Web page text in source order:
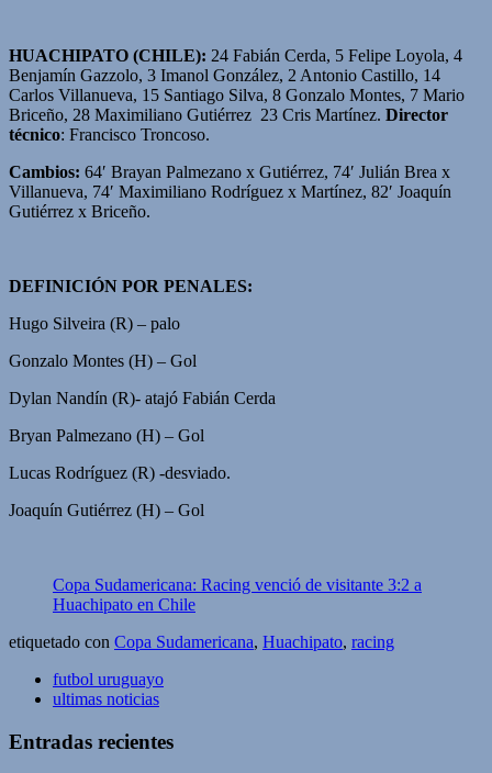
HUACHIPATO (CHILE): 24 Fabián Cerda, 5 Felipe Loyola, 4
Benjamín Gazzolo, 3 Imanol González, 2 Antonio Castillo, 14
Carlos Villanueva, 15 Santiago Silva, 8 Gonzalo Montes, 7 Mario
Briceño, 28 Maximiliano Gutiérrez 23 Cris Martínez. Director
técnico: Francisco Troncoso.
Cambios: 64′ Brayan Palmezano x Gutiérrez, 74′ Julián Brea x
Villanueva, 74′ Maximiliano Rodríguez x Martínez, 82′ Joaquín
Gutiérrez x Briceño.
DEFINICIÓN POR PENALES:
Hugo Silveira (R) – palo
Gonzalo Montes (H) – Gol
Dylan Nandín (R)- atajó Fabián Cerda
Bryan Palmezano (H) – Gol
Lucas Rodríguez (R) -desviado.
Joaquín Gutiérrez (H) – Gol
Copa Sudamericana: Racing venció de visitante 3:2 a
Huachipato en Chile
etiquetado con Copa Sudamericana, Huachipato, racing
futbol uruguayo
ultimas noticias
Entradas recientes